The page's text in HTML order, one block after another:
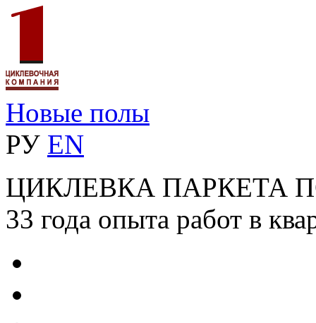
Новые полы
РУ EN
ЦИКЛЕВКА ПАРКЕТА
33 года опыта работ в